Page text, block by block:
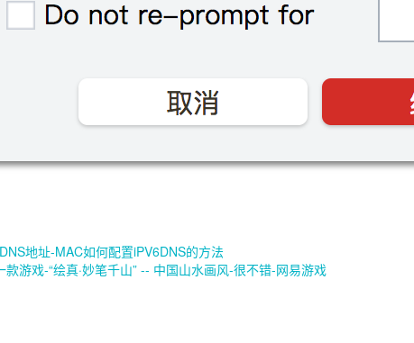
地址-MAC如何配置iPV6DNS的方法
款游戏-“绘真·妙笔千山” -- 中国山水画风-很不错-网易游戏